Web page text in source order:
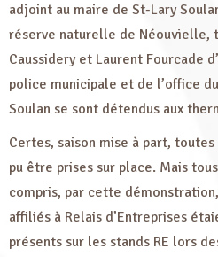
adjoint au maire de St-Lary
réserve naturelle de Néouvielle,
Caussidery et Laurent Fourcade
police municipale et de l’office
Soulan se sont détendus aux
Certes, saison mise à part,
pu être prises sur place. Mais
compris, par cette
affiliés à Relais d’Entreprises
présents sur les stands RE lors